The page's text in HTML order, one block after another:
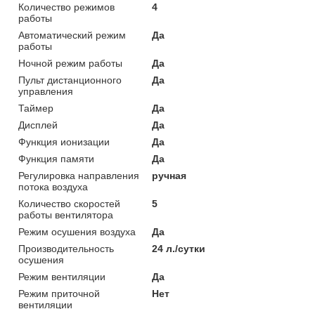
Количество режимов
работы
4
Автоматический режим
работы
Да
Ночной режим работы
Да
Пульт дистанционного
управления
Да
Таймер
Да
Дисплей
Да
Функция ионизации
Да
Функция памяти
Да
Регулировка направления
потока воздуха
ручная
Количество скоростей
работы вентилятора
5
Режим осушения воздуха
Да
Производительность
осушения
24 л./сутки
Режим вентиляции
Да
Режим приточной
вентиляции
Нет